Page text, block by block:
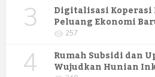
3 Digitalisasi Koperasi
Peluang Ekonomi
257
4 Rumah Subsidi dan
Wujudkan Hunian